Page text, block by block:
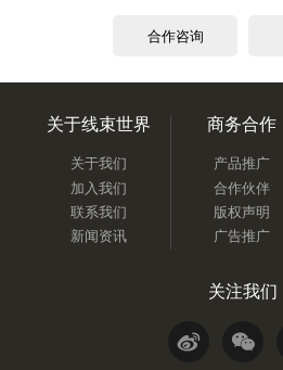
合作咨询
关于线束世界
关于我们
加入我们
联系我们
新闻资讯
商务合作
产品推广
合作伙伴
版权声明
广告推广
关注我们